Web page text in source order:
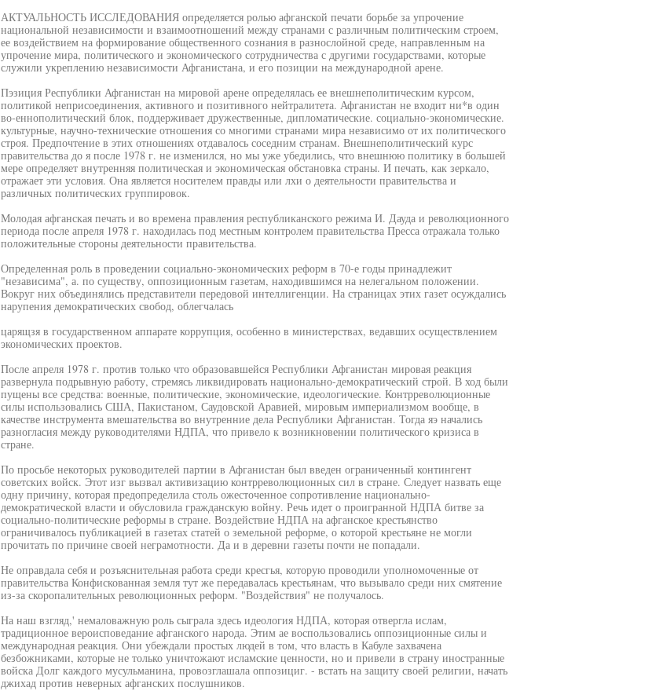
АКТУАЛЬНОСТЬ ИССЛЕДОВАНИЯ определяется ролью афганской печати борьбе за упрочение
национальной независимости и взаимоотношений между странами с различным политическим строем,
ее воздействием на формирование общественного сознания в разнослойной среде, направленным на
упрочение мира, политического и экономического сотрудничества с другими государствами, которые
служили укреплению независимости Афганистана, и его позиции на международной арене.
Пэзиция Республики Афганистан на мировой арене определялась ее внешнеполитическим курсом,
политикой неприсоединения, активного и позитивного нейтралитета. Афганистан не входит ни*в один
во-еннополитический блок, поддерживает дружественные, дипломатические. социально-экономические.
культурные, научно-технические отношения со многими странами мира независимо от их политического
строя. Предпочтение в этих отношениях отдавалось соседним странам. Внешнеполитический курс
правительства до я после 1978 г. не изменился, но мы уже убедились, что внешнюю политику в большей
мере определяет внутренняя политическая и экономическая обстановка страны. И печать, как зеркало,
отражает эти условия. Она является носителем правды или лхи о деятельности правительства и
различных политических группировок.
Молодая афганская печать и во времена правления республиканского режима И. Дауда и революционного
периода после апреля 1978 г. находилась под местным контролем правительства Пресса отражала только
положительные стороны деятельности правительства.
Определенная роль в проведении социально-экономических реформ в 70-е годы принадлежит
"независима", а. по существу, оппозиционным газетам, находившимся на нелегальном положении.
Вокруг них объединялись представители передовой интеллигенции. На страницах этих газет осуждались
нарупения демократических свобод, облегчалась
царящзя в государственном аппарате коррупция, особенно в министерствах, ведавших осуществлением
экономических проектов.
После апреля 1978 г. против только что образовавшейся Республики Афганистан мировая реакция
развернула подрывную работу, стремясь ликвидировать национально-демократический строй. В ход были
пущены все средства: военные, политические, экономические, идеологические. Контрреволюционные
силы использовались США, Пакистаном, Саудовской Аравией, мировым империализмом вообще, в
качестве инструмента вмешательства во внутренние дела Республики Афганистан. Тогда яэ начались
разногласия между руководителями НДПА, что привело к возникновении политического кризиса в
стране.
По просьбе некоторых руководителей партии в Афганистан был введен ограниченный контингент
советских войск. Этот изг вызвал активизацию контрреволюционных сил в стране. Следует назвать еще
одну причину, которая предопределила столь ожесточенное сопротивление национально-
демократической власти и обусловила гражданскую войну. Речь идет о проигранной НДПА битве за
социально-политические реформы в стране. Воздействие НДПА на афганское крестьянство
ограничивалось публикацией в газетах статей о земельной реформе, о которой крестьяне не могли
прочитать по причине своей неграмотности. Да и в деревни газеты почти не попадали.
Не оправдала себя и розъяснительная работа среди кресгья, которую проводили уполномоченные от
правительства Конфискованная земля тут же передавалась крестьянам, что вызывало среди них смятение
из-за скоропалительных революционных реформ. "Воздействия" не получалось.
На наш взгляд,' немаловажную роль сыграла здесь идеология НДПА, которая отвергла ислам,
традиционное вероисповедание афганского народа. Этим ае воспользовались оппозиционные силы и
международная реакция. Они убеждали простых людей в том, что власть в Кабуле захвачена
безбожниками, которые не только уничтожают исламские ценности, но и привели в страну иностранные
войска Долг каждого мусульманина, провозглашала оппозициг. - встать на защиту своей религии, начать
джихад против неверных афганских послушников.